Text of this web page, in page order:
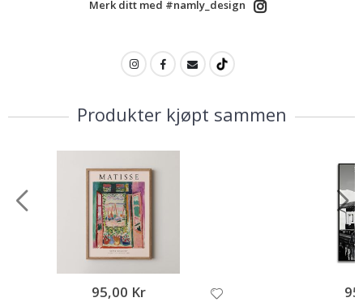
Merk ditt med #namly_design
Produkter kjøpt sammen
95,00 Kr